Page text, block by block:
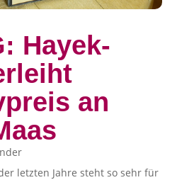
Hayek-
an
letzten Jahre steht so sehr für